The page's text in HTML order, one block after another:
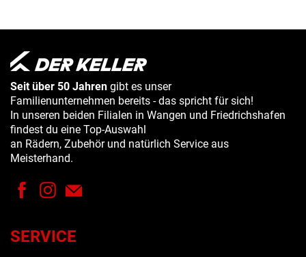
Seit über 50 Jahren gibt es unser
Familienunternehmen bereits - das spricht für sich!
In unseren beiden Filialen in Wangen und Friedrichshafen
findest du eine Top-Auswahl
an Rädern, Zubehör und natürlich Service aus
Meisterhand.
SERVICE